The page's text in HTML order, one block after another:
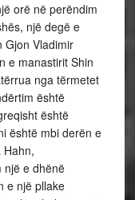
orë në perëndim
një degë e
Gjon Vladimir
e manastirit Shin
nga tërmetet
është
është
është mbi derën e
Hahn,
një e dhënë
e një pllake